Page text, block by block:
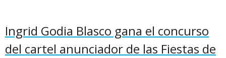
Ingrid Godia Blasco gana el concurso
del cartel anunciador de las Fiestas de